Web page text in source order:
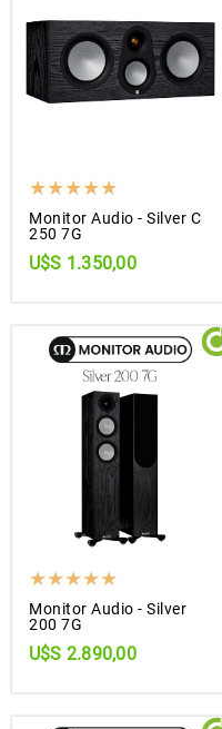
Monitor Audio - Silver C
250 7G
U$S 1.350,00
Monitor Audio - Silver
200 7G
U$S 2.890,00